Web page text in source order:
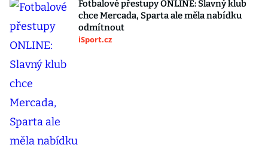
Fotbalové přestupy ONLINE: Slavný klub
chce Mercada, Sparta ale měla nabídku
odmítnout
iSport.cz